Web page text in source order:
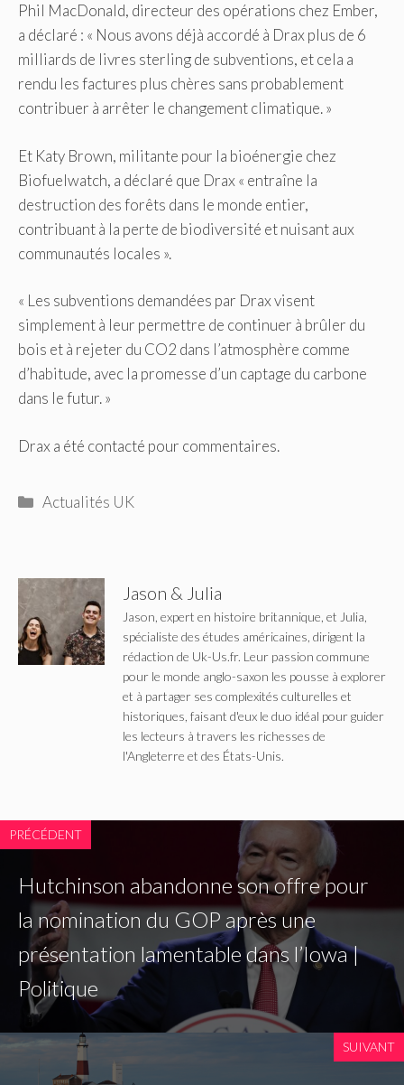
Phil MacDonald, directeur des opérations chez Ember,
a déclaré : « Nous avons déjà accordé à Drax plus de 6
milliards de livres sterling de subventions, et cela a
rendu les factures plus chères sans probablement
contribuer à arrêter le changement climatique. »
Et Katy Brown, militante pour la bioénergie chez
Biofuelwatch, a déclaré que Drax « entraîne la
destruction des forêts dans le monde entier,
contribuant à la perte de biodiversité et nuisant aux
communautés locales ».
« Les subventions demandées par Drax visent
simplement à leur permettre de continuer à brûler du
bois et à rejeter du CO2 dans l’atmosphère comme
d’habitude, avec la promesse d’un captage du carbone
dans le futur. »
Drax a été contacté pour commentaires.
Catégories
Actualités UK
Jason & Julia
Jason, expert en histoire britannique, et Julia,
spécialiste des études américaines, dirigent la
rédaction de Uk-Us.fr. Leur passion commune
pour le monde anglo-saxon les pousse à explorer
et à partager ses complexités culturelles et
historiques, faisant d'eux le duo idéal pour guider
les lecteurs à travers les richesses de
l'Angleterre et des États-Unis.
PRÉCÉDENT
Hutchinson abandonne son offre pour
la nomination du GOP après une
présentation lamentable dans l’Iowa |
Politique
SUIVANT